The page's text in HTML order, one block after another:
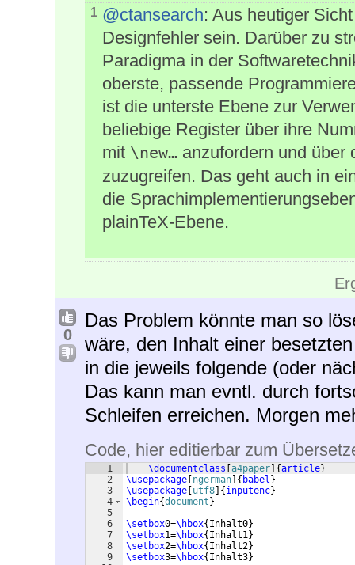
1 @ctansearch: Aus heutiger
Designfehler sein. Darüber zu
Paradigma in der
oberste, passende
ist die unterste Ebene zur
beliebige Register über ihre
mit \new… anzufordern und über
zuzugreifen. Das geht auch in
die
plainTeX-Ebene.
0
Das Problem könnte man so
wäre, den Inhalt einer
in die jeweils folgende (oder
Das kann man evntl. durch
Schleifen erreichen. Morgen
Code, hier editierbar zum
1
2
3
4
5
6
7
8
9
\documentclass a4paper {article}
\usepackage ngerman { babel }
\usepackage utf8 { inputenc}
\begin{document }
\setbox0=\hbox{ Inhalt0}
\setbox1=\hbox{ Inhalt1}
\setbox2=\hbox{ Inhalt2}
\setbox3=\hbox{ Inhalt3}